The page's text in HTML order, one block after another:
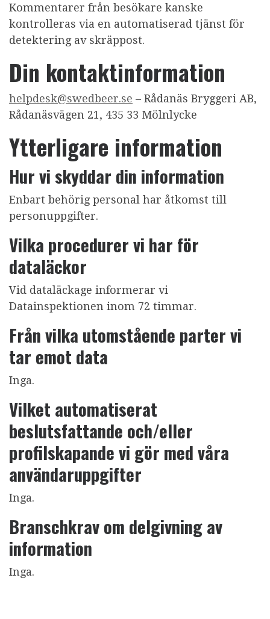
Kommentarer från besökare kanske
kontrolleras via en automatiserad tjänst för
detektering av skräppost.
Din kontaktinformation
helpdesk@swedbeer.se – Rådanäs Bryggeri AB,
Rådanäsvägen 21, 435 33 Mölnlycke
Ytterligare information
Hur vi skyddar din information
Enbart behörig personal har åtkomst till
personuppgifter.
Vilka procedurer vi har för
dataläckor
Vid dataläckage informerar vi
Datainspektionen inom 72 timmar.
Från vilka utomstående parter vi
tar emot data
Inga.
Vilket automatiserat
beslutsfattande och/eller
profilskapande vi gör med våra
användaruppgifter
Inga.
Branschkrav om delgivning av
information
Inga.